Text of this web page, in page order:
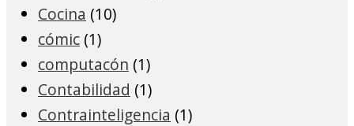
Cocina (10)
cómic (1)
computacón (1)
Contabilidad (1)
Contrainteligencia (1)